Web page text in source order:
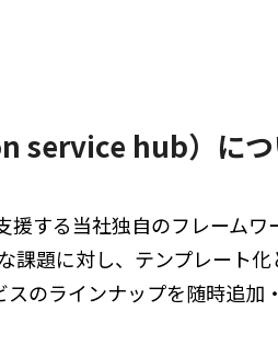
service hub）につ
する当社独自のフレーム
に対し、テンプレート化
のラインナップを随時追加